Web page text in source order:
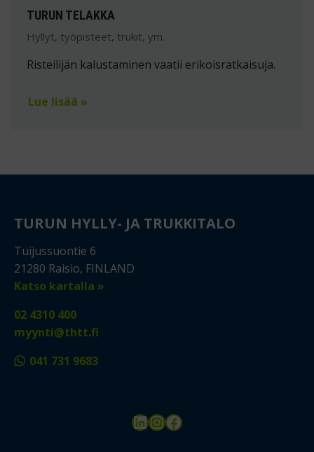
TURUN TELAKKA
Hyllyt, työpisteet, trukit, ym.
Risteilijän kalustaminen vaatii erikoisratkaisuja.
Lue lisää »
TURUN HYLLY- JA TRUKKITALO
Tuijussuontie 6
21280 Raisio, FINLAND
Katso kartalla »
02 4310 400
myynti@thtt.fi
041 731 9683
LinkedIn
Instagram
Facebook